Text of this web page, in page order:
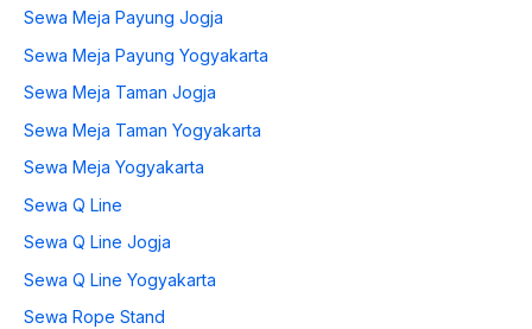
Sewa Meja Payung Jogja
Sewa Meja Payung Yogyakarta
Sewa Meja Taman Jogja
Sewa Meja Taman Yogyakarta
Sewa Meja Yogyakarta
Sewa Q Line
Sewa Q Line Jogja
Sewa Q Line Yogyakarta
Sewa Rope Stand